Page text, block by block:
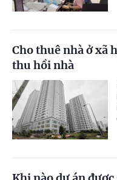
Cho thuê nhà ở xã
thu hồi nhà